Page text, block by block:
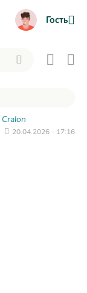
Гость
Cralon
20.04.2026 - 17:16